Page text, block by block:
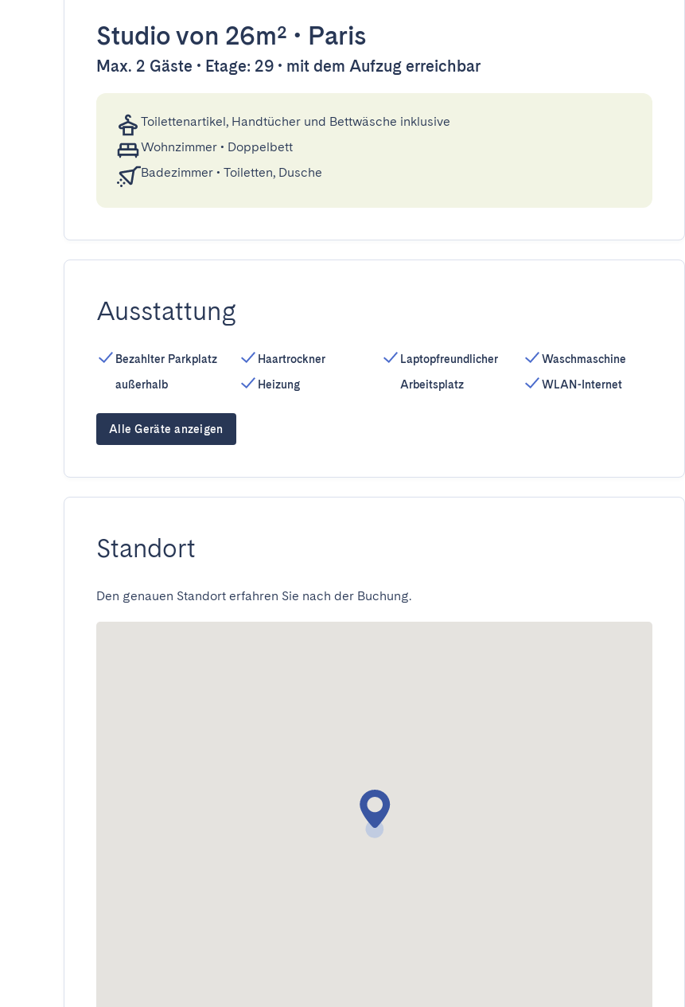
Studiovon 26m² • Paris
Max. 2 Gäste • Etage: 29 • mit dem Aufzug erreichbar
Toilettenartikel, Handtücher und Bettwäsche inklusive
Wohnzimmer • Doppelbett
Badezimmer • Toiletten, Dusche
Ausstattung
Bezahlter Parkplatz
außerhalb
Haartrockner
Heizung
Laptopfreundlicher
Arbeitsplatz
Waschmaschine
WLAN-Internet
Alle Geräte anzeigen
Standort
Den genauen Standort erfahren Sie nach der Buchung.